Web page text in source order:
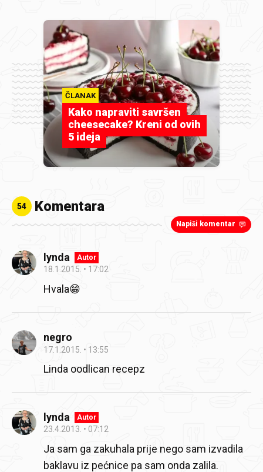
ČLANAK
Kako napraviti savršen
cheesecake? Kreni od ovih
5 ideja
54 Komentara
Napiši komentar
lynda Autor
18.1.2015. 17:02
Hvala😁
negro
17.1.2015. 13:55
Linda oodlican recepz
lynda Autor
23.4.2013. 07:12
Ja sam ga zakuhala prije nego sam izvadila
baklavu iz pećnice pa sam onda zalila.